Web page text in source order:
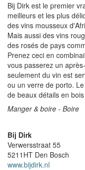
Bij Dirk est le premier
meilleurs et les plus
des vins mousseux
Mais aussi des vins
des rosés de pays
Prenez ceci en
vous passerez un
seulement du vin est
ou un verre de porto.
de beaux détails en
Manger & boire - Boire
Bij Dirk
Verwersstraat 55
5211HT Den Bosch
www.bijdirk.nl